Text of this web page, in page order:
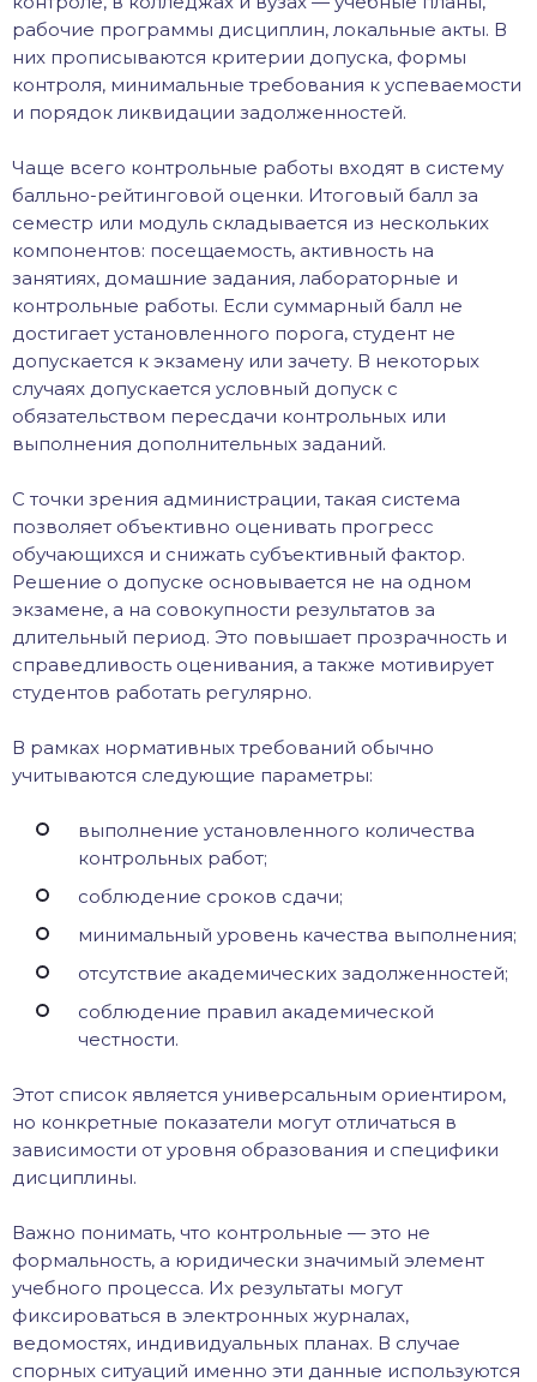
рабочие программы дисциплин, локальные акты. В
них прописываются критерии допуска, формы
контроля, минимальные требования к успеваемости
и порядок ликвидации задолженностей.
Чаще всего контрольные работы входят в систему
балльно-рейтинговой оценки. Итоговый балл за
семестр или модуль складывается из нескольких
компонентов: посещаемость, активность на
занятиях, домашние задания, лабораторные и
контрольные работы. Если суммарный балл не
достигает установленного порога, студент не
допускается к экзамену или зачету. В некоторых
случаях допускается условный допуск с
обязательством пересдачи контрольных или
выполнения дополнительных заданий.
С точки зрения администрации, такая система
позволяет объективно оценивать прогресс
обучающихся и снижать субъективный фактор.
Решение о допуске основывается не на одном
экзамене, а на совокупности результатов за
длительный период. Это повышает прозрачность и
справедливость оценивания, а также мотивирует
студентов работать регулярно.
В рамках нормативных требований обычно
учитываются следующие параметры:
выполнение установленного количества
контрольных работ;
соблюдение сроков сдачи;
минимальный уровень качества выполнения;
отсутствие академических задолженностей;
соблюдение правил академической
честности.
Этот список является универсальным ориентиром,
но конкретные показатели могут отличаться в
зависимости от уровня образования и специфики
дисциплины.
Важно понимать, что контрольные — это не
формальность, а юридически значимый элемент
учебного процесса. Их результаты могут
фиксироваться в электронных журналах,
ведомостях, индивидуальных планах. В случае
спорных ситуаций именно эти данные используются